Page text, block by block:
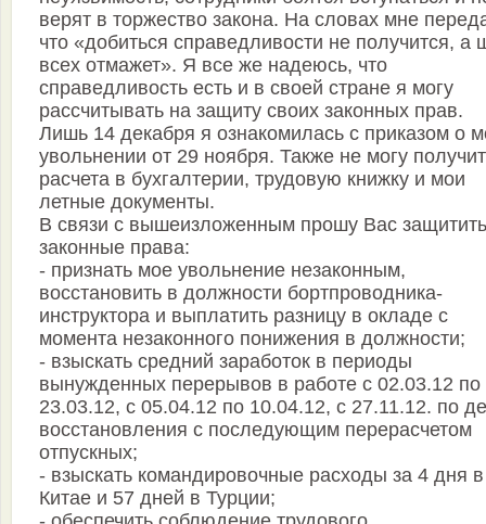
верят в торжество закона. На словах мне
что «добиться справедливости не получится, а
всех отмажет». Я все же надеюсь, что
справедливость есть и в своей стране я могу
рассчитывать на защиту своих законных прав.
Лишь 14 декабря я ознакомилась с приказом о
увольнении от 29 ноября. Также не могу
расчета в бухгалтерии, трудовую книжку и мои
летные документы.
В связи с вышеизложенным прошу Вас
законные права:
- признать мое увольнение незаконным,
восстановить в должности бортпроводника-
инструктора и выплатить разницу в окладе с
момента незаконного понижения в должности;
- взыскать средний заработок в периоды
вынужденных перерывов в работе с 02.03.12 по
23.03.12, с 05.04.12 по 10.04.12, с 27.11.12. по
восстановления с последующим перерасчетом
отпускных;
- взыскать командировочные расходы за 4 дня в
Китае и 57 дней в Турции;